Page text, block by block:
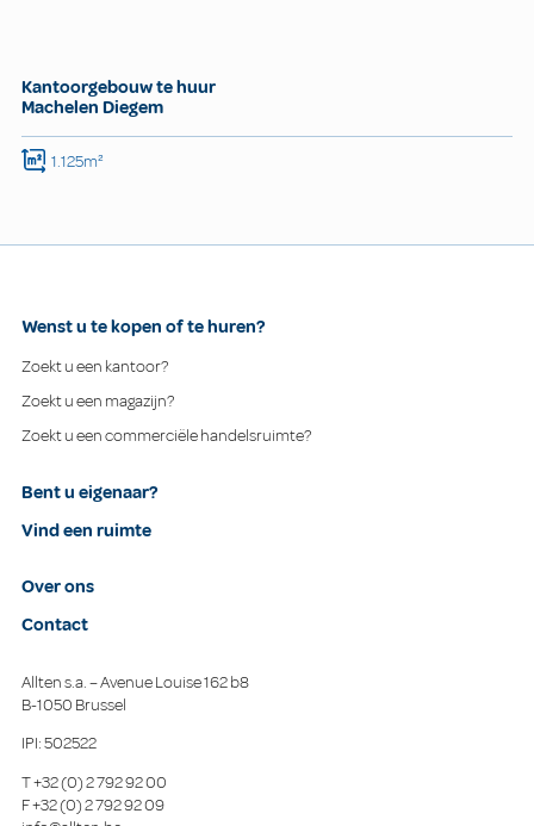
Kantoorgebouw te huur
Machelen Diegem
1.125m²
Wenst u te kopen of te huren?
Zoekt u een kantoor?
Zoekt u een magazijn?
Zoekt u een commerciële handelsruimte?
Bent u eigenaar?
Vind een ruimte
Over ons
Contact
Allten s.a. – Avenue Louise 162 b8
B-1050 Brussel
IPI: 502522
T+32 (0) 2 792 92 00
F+32 (0) 2 792 92 09